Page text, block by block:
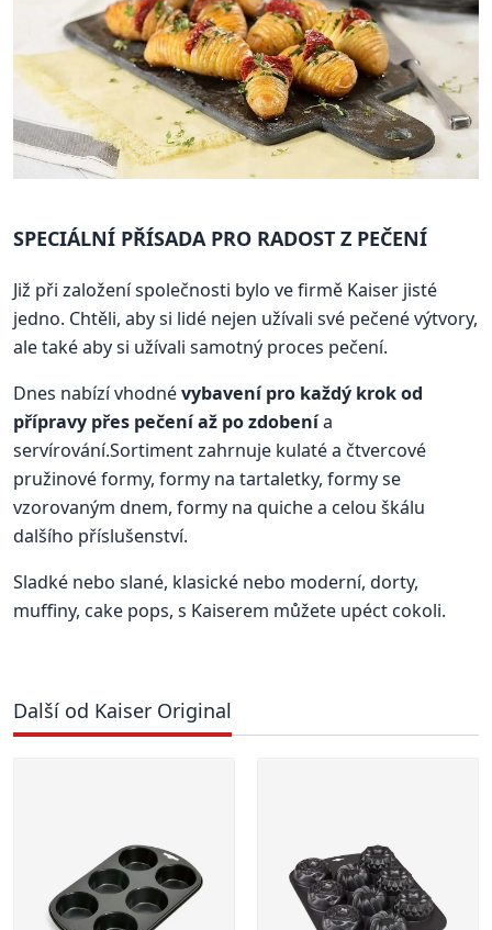
SPECIÁLNÍ PŘÍSADA PRO RADOST Z PEČENÍ
Již při založení společnosti bylo ve firmě Kaiser jisté
jedno. Chtěli, aby si lidé nejen užívali své pečené výtvory,
ale také aby si užívali samotný proces pečení.
Dnes nabízí vhodnévybavení pro každý krok od
přípravy přes pečení až po zdobenía
servírování.Sortiment zahrnuje kulaté a čtvercové
pružinové formy, formy na tartaletky, formy se
vzorovaným dnem, formy na quiche a celou škálu
dalšího příslušenství.
Sladké nebo slané, klasické nebo moderní, dorty,
muffiny, cake pops, s Kaiserem můžete upéct cokoli.
Další od Kaiser Original